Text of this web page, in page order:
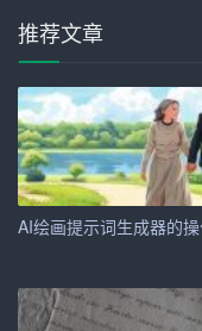
自身素质。
5. 校本教研：开展
合作。
6. 师徒结对：实行
年轻教师的传帮带作
本学期校本培训时间
推荐文章
AI绘画提示词生成器的